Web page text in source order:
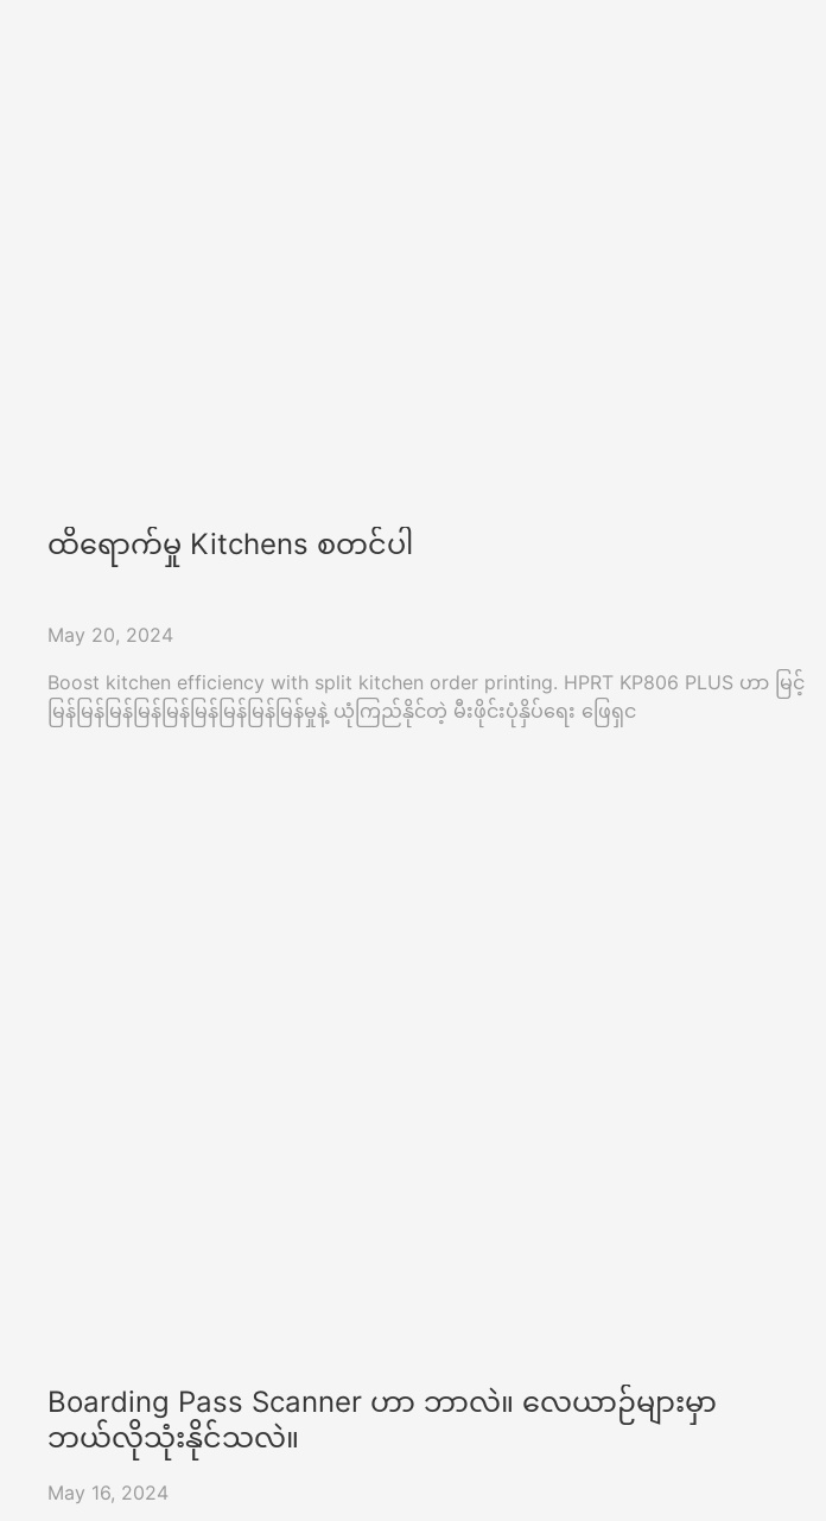
ထိရောက်မှု Kitchens စတင်ပါ
May 20, 2024
Boost kitchen efficiency with split kitchen order printing. HPRT KP806 PLUS ဟာ မြင့်
မြန်မြန်မြန်မြန်မြန်မြန်မြန်မြန်မြန်မှုနဲ့ ယုံကြည်နိုင်တဲ့ မီးဖိုင်းပုံနှိပ်ရေး ဖြေရှင
Boarding Pass Scanner ဟာ ဘာလဲ။ လေယာဉ်များမှာ
ဘယ်လိုသုံးနိုင်သလဲ။
May 16, 2024